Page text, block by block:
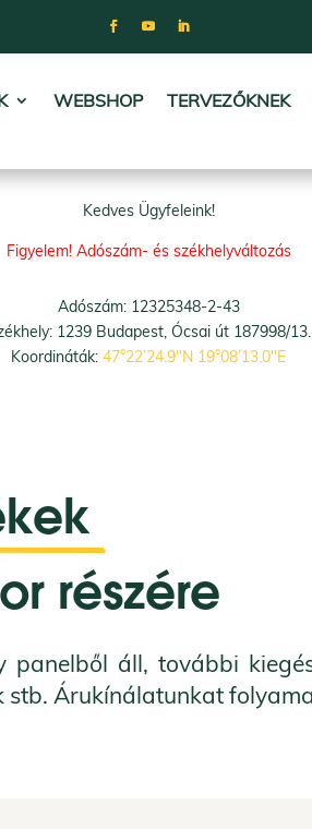
WEBSHOP TERVEZŐKNEK
Kedves Ügyfeleink!
Figyelem! Adószám- és székhelyváltozás
Adószám: 12325348-2-43
1239 Budapest, Ócsai út 187998/13.
Koordináták: 47°22’24.9″N 19°08’13.0″E
részére
panelből áll, további
stb. Árukínálatunkat f